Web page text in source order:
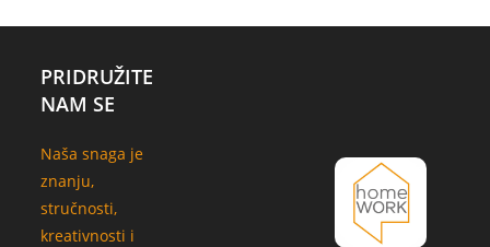
PRIDRUŽITE
NAM SE
Naša snaga je
znanju,
stručnosti,
kreativnosti i